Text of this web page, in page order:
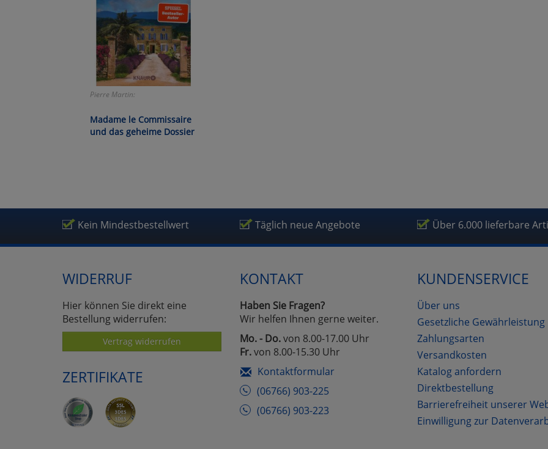
Pierre Martin:
Madame le Commissaire
und das geheime Dossier
Kein Mindestbestellwert Täglich neue Angebote Über 6.000 lieferbare
WIDERRUF
Hier können Sie direkt eine
Bestellung widerrufen:
Vertrag widerrufen
ZERTIFIKATE
KONTAKT
Haben Sie Fragen?
Wir helfen Ihnen gerne weiter.
Mo. - Do.von 8.00-17.00 Uhr
Fr.von 8.00-15.30 Uhr
Kontaktformular
(06766) 903-225
(06766) 903-223
KUNDENSERVICE
Über uns
Gesetzliche Gewährleistung
Zahlungsarten
Versandkosten
Katalog anfordern
Direktbestellung
Barrierefreiheit unserer
Einwilligung zur